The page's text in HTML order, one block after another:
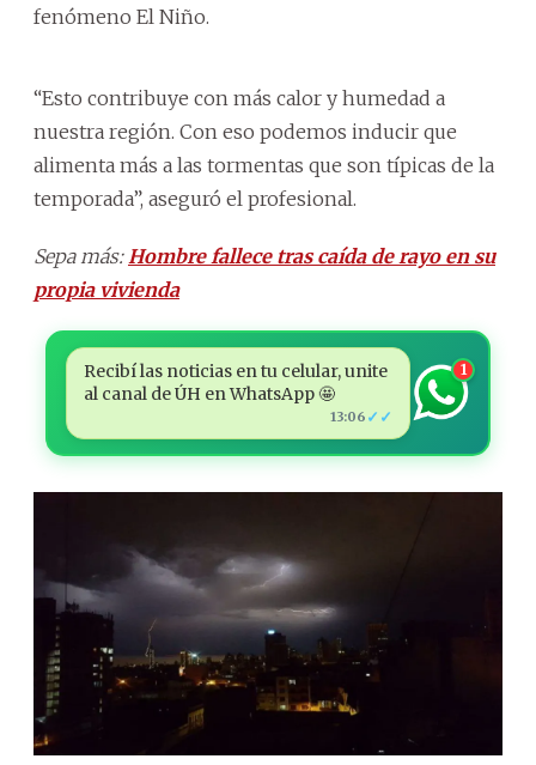
fenómeno El Niño.
“Esto contribuye con más calor y humedad a
nuestra región. Con eso podemos inducir que
alimenta más a las tormentas que son típicas de la
temporada”, aseguró el profesional.
Sepa más: Hombre fallece tras caída de rayo en su
propia vivienda
Recibí las noticias en tu celular, unite
al canal de ÚH en WhatsApp 🤩
13:06 ✓✓
1